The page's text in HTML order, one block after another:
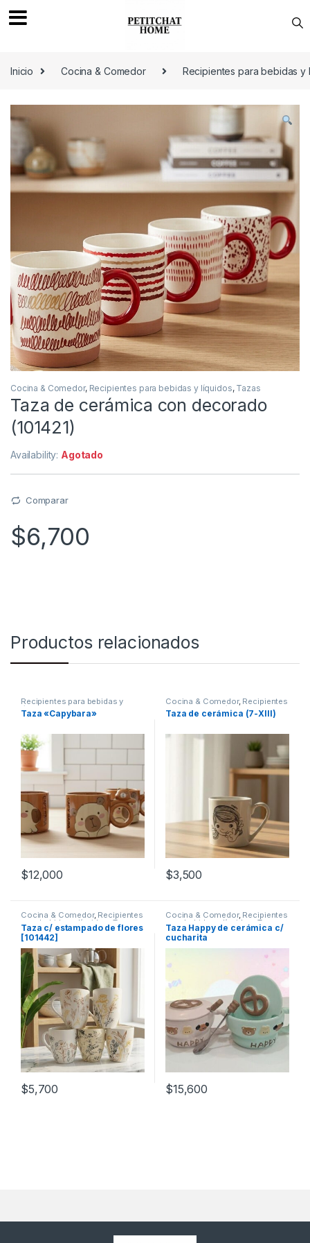
Inicio
Cocina & Comedor Recipientes para bebidas y
Cocina & Comedor, Recipientes para bebidas y líquidos, Tazas
Taza de cerámica con decorado
(101421)
Availability: Agotado
Comparar
$6,700
Productos relacionados
Recipientes para bebidas y
líquidos, Tazas
Taza «Capybara»
$12,000
Cocina & Comedor, Recipientes
para bebidas y líquidos, Tazas
Taza de cerámica (7-XIII)
$3,500
Cocina & Comedor, Recipientes
para bebidas y líquidos, Tazas
Taza c/ estampado de flores
[101442]
$5,700
Cocina & Comedor, Recipientes
para bebidas y líquidos Tazas
Taza Happy de cerámica c/
cucharita
$15,600